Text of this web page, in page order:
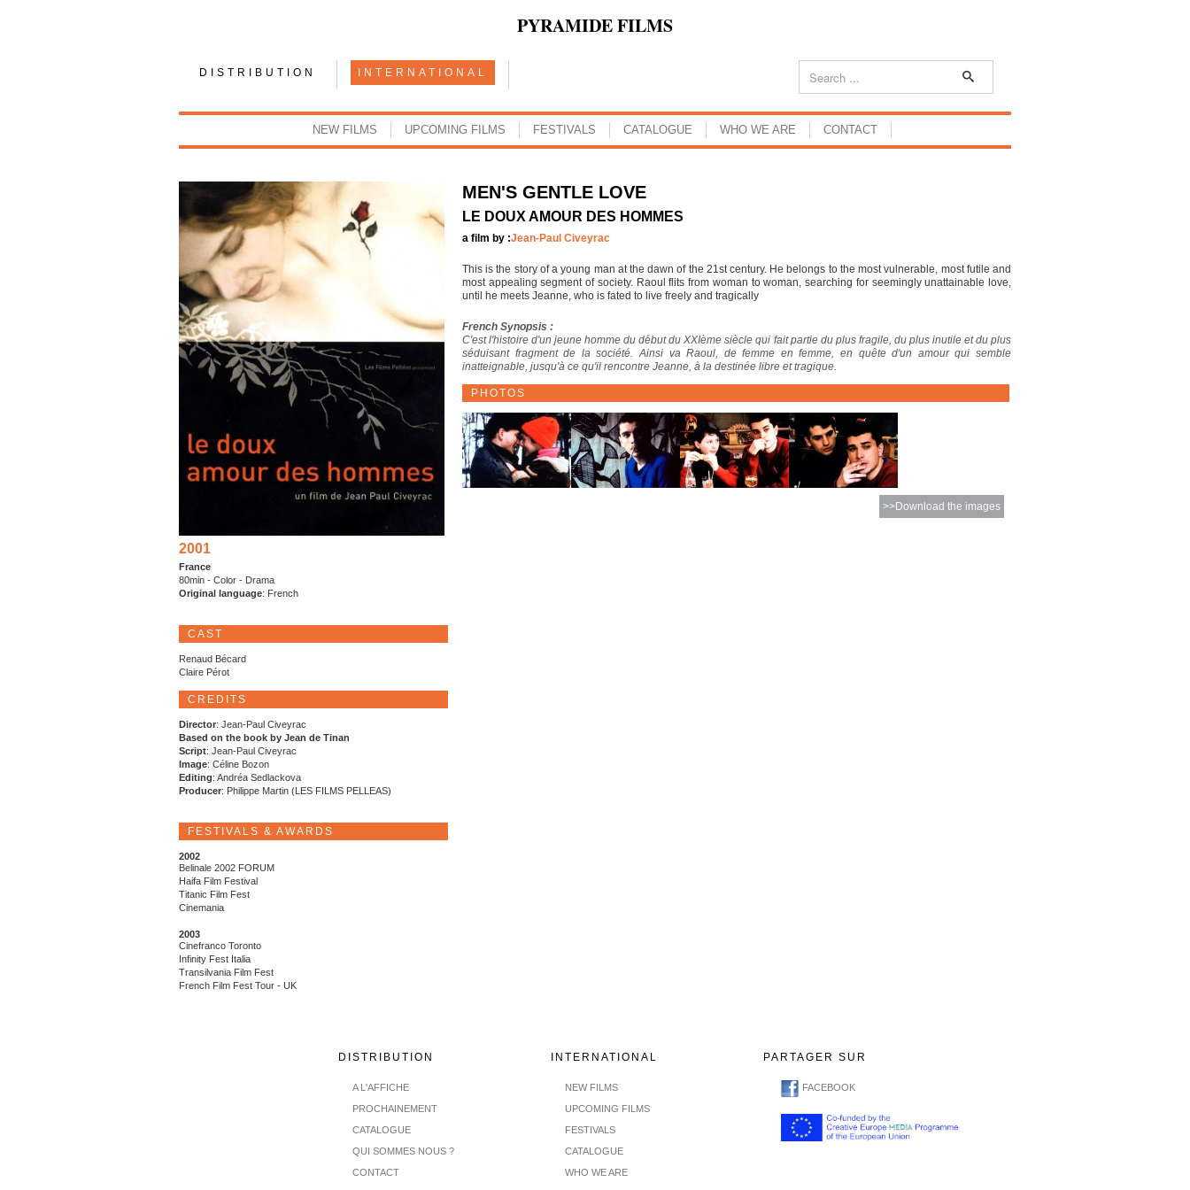
PYRAMIDE FILMS
DISTRIBUTION INTERNATIONAL
NEW FILMS UPCOMING FILMS FESTIVALS CATALOGUE WHO WE ARE CONTACT
2001
France
80min - Color - Drama
Original language: French
CAST
Renaud Bécard
Claire Pérot
CREDITS
Director: Jean-Paul Civeyrac
Based on the book by Jean de Tinan
Script: Jean-Paul Civeyrac
Image: Céline Bozon
Editing: Andréa Sedlackova
Producer: Philippe Martin (LES FILMS PELLEAS)
FESTIVALS & AWARDS
2002
Belinale 2002 FORUM
Haifa Film Festival
Titanic Film Fest
Cinemania
2003
Cinefranco Toronto
Infinity Fest Italia
Transilvania Film Fest
French Film Fest Tour - UK
MEN'S GENTLE LOVE
LE DOUX AMOUR DES HOMMES
a film by :Jean-Paul Civeyrac
This is the story of a young man at the dawn of the 21st century. He belongs to the most vulnerable, most futile and
most appealing segment of society. Raoul flits from woman to woman, searching for seemingly unattainable love,
until he meets Jeanne, who is fated to live freely and tragically
French Synopsis :
C'est l'histoire d'un jeune homme du début du XXIème siècle qui fait partie du plus fragile, du plus inutile et du plus
séduisant fragment de la société. Ainsi va Raoul, de femme en femme, en quête d'un amour qui semble
inatteignable, jusqu'à ce qu'il rencontre Jeanne, à la destinée libre et tragique.
PHOTOS
>>Download the images
DISTRIBUTION
A L'AFFICHE
PROCHAINEMENT
CATALOGUE
QUI SOMMES NOUS ?
CONTACT
INTERNATIONAL
NEW FILMS
UPCOMING FILMS
FESTIVALS
CATALOGUE
WHO WE ARE
PARTAGER SUR
FACEBOOK